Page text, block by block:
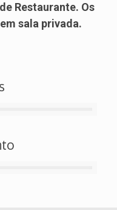
Restaurante. Os
sala privada.